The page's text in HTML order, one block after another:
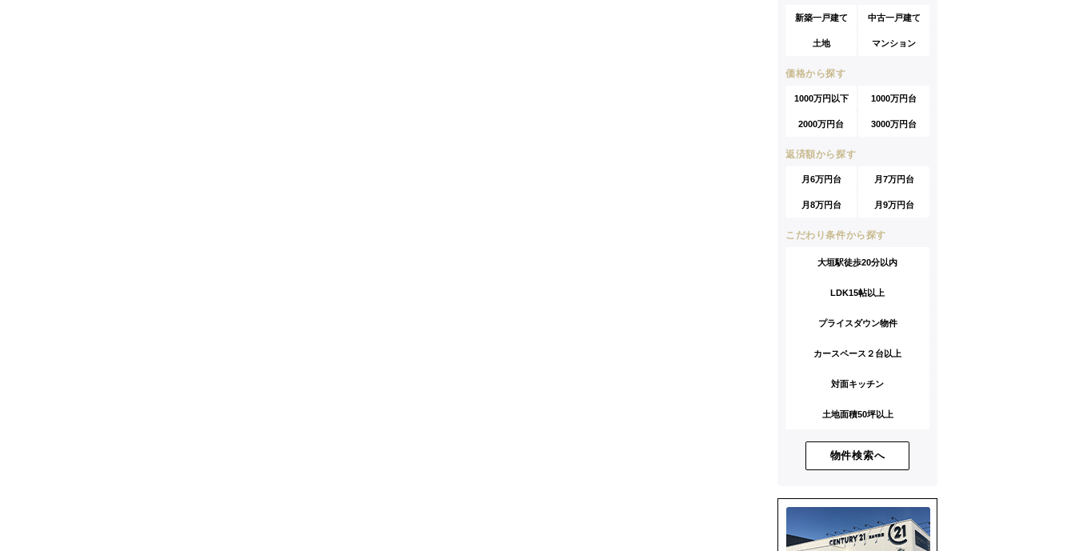
新築一戸建て 中古一戸建て
土地 マンション
価格から探す
1000万円以下 1000万円台
2000万円台 3000万円台
返済額から探す
月6万円台 月7万円台
月8万円台 月9万円台
こだわり条件から探す
大垣駅徒歩20分以内
LDK15帖以上
プライスダウン物件
カースペース２台以上
対面キッチン
土地面積50坪以上
物件検索へ